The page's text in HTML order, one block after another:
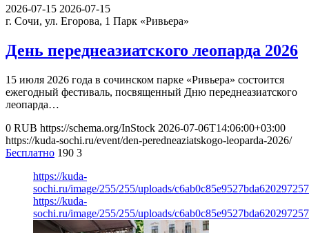
2026-07-15 2026-07-15
г. Сочи, ул. Егорова, 1 Парк «Ривьера»
День переднеазиатского леопарда 2026
15 июля 2026 года в сочинском парке «Ривьера» состоится
ежегодный фестиваль, посвященный Дню переднеазиатского
леопарда…
0 RUB https://schema.org/InStock 2026-07-06T14:06:00+03:00
https://kuda-sochi.ru/event/den-peredneaziatskogo-leoparda-2026/
Бесплатно 190 3
https://kuda-
sochi.ru/image/255/255/uploads/
https://kuda-
sochi.ru/image/255/255/uploads/